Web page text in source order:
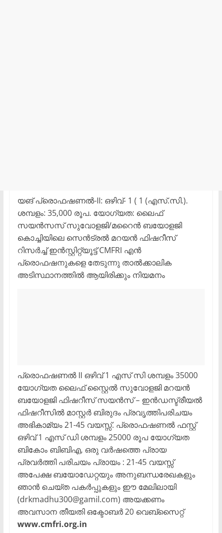
യങ് പ്രൊഫഷണൽ-II: ഒഴിവ്- 1 ( 1 (എസ്.സി.).
ശമ്പളം: 35,000 രൂപ. യോഗ്യത: ലൈഫ്
സയൻസസ് സുവോളജി/മറൈൻ ബയോളജി
കൊച്ചിയിലെ സെൻട്രൽ മറയൻ ഫിഷറീസ്
റിസർച്ച് ഇൻസ്റ്റിറ്റ്യൂട്ട് CMFRI എൻ
പ്രൊഫഷനുകളെ തേടുന്നു താൽക്കാലിക
അടിസ്ഥാനത്തിൽ ആയിരിക്കും നിയമനം
പ്രൊഫഷണൽ II ഒഴിവ് 1 എസ് സി ശമ്പളം 35000
യോഗ്യത ലൈഫ് സ്റ്റൈൽ സുവോളജി മറയൻ
ബയോളജി ഫിഷറീസ് സയൻസ് – ഇൻഡസ്ട്രീയൽ
ഫിഷറീസിൽ മാസ്റ്റർ ബിരുദം പ്രവൃത്തിപരിചയം
അഭികാമ്യം 21-45 വയസ്സ്. പ്രൊഫഷണൽ ഫസ്റ്റ്
ഒഴിവ് 1 എസ് ഡി ശമ്പളം 25000 രൂപ യോഗ്യത
ബികോം ബിബിഎ, ഒരു വർഷത്തെ പ്രായ
പ്രവർത്തി പരിചയം പ്രായം : 21-45 വയസ്സ്
അപേക്ഷ ബയോഡേറ്റയും അനുബന്ധരേഖകളും
ഞാൻ ചെയ്ത പകർപ്പുകളും ഈ മേലിലായി
(drkmadhu300@gamil.com) അയക്കണം
അവസാന തീയതി ഒക്ടോബർ 20 വെബ്സൈറ്റ്
www.cmfri.org.in